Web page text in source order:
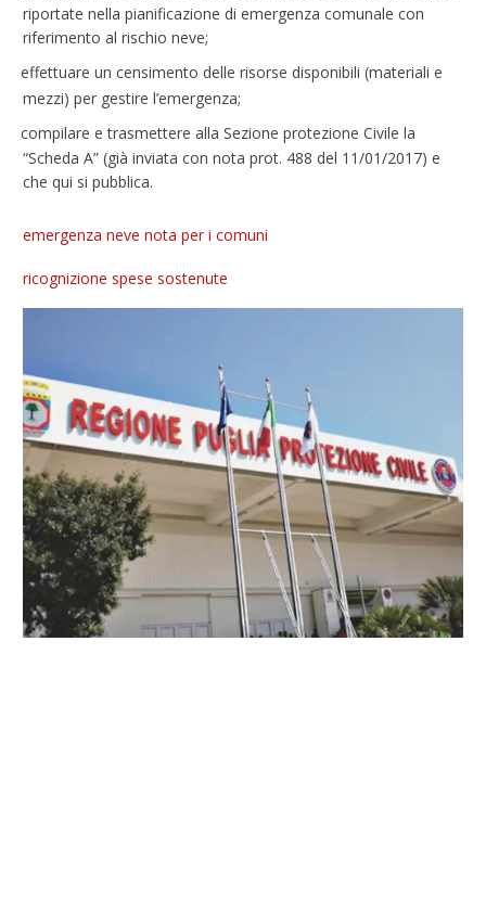
riportate nella pianificazione di emergenza comunale con
riferimento al rischio neve;
effettuare un censimento delle risorse disponibili (materiali e
mezzi) per gestire l’emergenza;
compilare e trasmettere alla Sezione protezione Civile la
“Scheda A” (già inviata con nota prot. 488 del 11/01/2017) e
che qui si pubblica.
emergenza neve nota per i comuni
ricognizione spese sostenute